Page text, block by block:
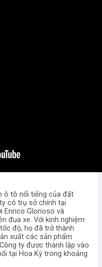
ô tô nổi tiếng của đất
có trụ sở chính tại
Enrico Glorioso và
đua xe. Với kinh nghiệm
độ, họ đã trở thành
xuất các sản phẩm
ty được thành lập vào
tại Hoa Kỳ trong khoảng